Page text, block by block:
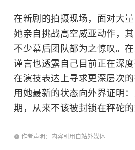
在新剧的拍摄现场，面对大量
她亲自挑战高空威亚动作，
不少幕后团队都为之惊叹。
谨言也透露自己目前正在深
在演技表达上寻求更深层次
用她最新的状态向外界证明
期，从来不该被封锁在秤砣的
作者声明：内容引用自站外媒体